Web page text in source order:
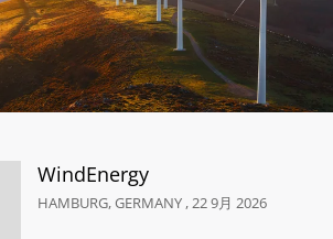
WindEnergy
HAMBURG, GERMANY , 22 9月 2026